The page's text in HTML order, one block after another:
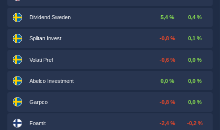
Dividend Sweden 5,4 % 0,4 %
Spiltan Invest -0,8 % 0,1 %
Volati Pref -0,6 % 0,0 %
Abelco Investment 0,0 % 0,0 %
Garpco -0,8 % 0,0 %
Foamit -2,4 % -0,2 %